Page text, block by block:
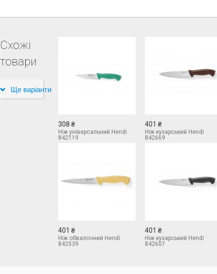
Схожі
товари
Ще варіанти
308 ₴
Ніж універсальний Hendi
842119
401 ₴
Ніж кухарський Hendi
842669
401 ₴
Ніж обвалочний Hendi
842539
401 ₴
Ніж кухарський Hendi
842607